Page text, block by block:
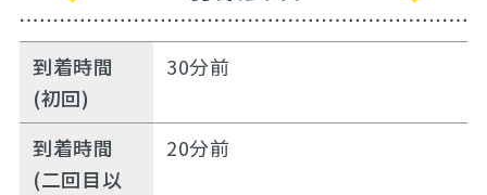
到着時間
(初回)
30分前
到着時間
(二回目以
20分前